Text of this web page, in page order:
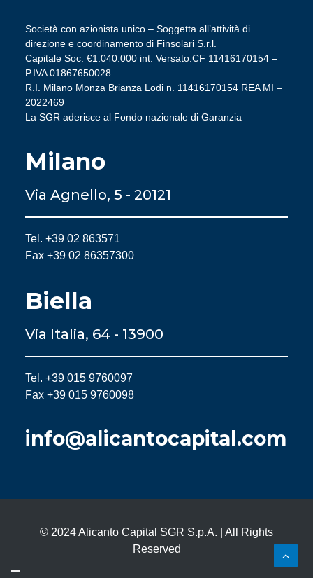
Società con azionista unico – Soggetta all’attività di
direzione e coordinamento di Finsolari S.r.l.
Capitale Soc. €1.040.000 int. Versato.CF 11416170154 –
P.IVA 01867650028
R.I. Milano Monza Brianza Lodi n. 11416170154 REA MI –
2022469
La SGR aderisce al Fondo nazionale di Garanzia
Milano
Via Agnello, 5 - 20121
Tel. +39 02 863571
Fax +39 02 86357300
Biella
Via Italia, 64 - 13900
Tel. +39 015 9760097
Fax +39 015 9760098
info@alicantocapital.com
© 2024 Alicanto Capital SGR S.p.A. | All Rights
Reserved